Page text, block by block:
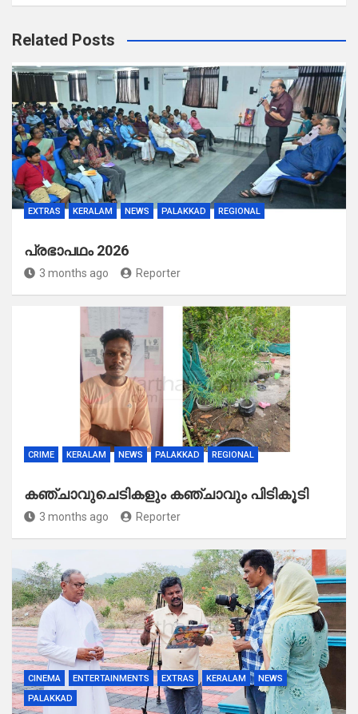
Related Posts
EXTRAS KERALAM NEWS PALAKKAD REGIONAL
പ്രഭാപഥം 2026
3 months ago Reporter
CRIME KERALAM NEWS PALAKKAD REGIONAL
കഞ്ചാവുചെടികളും കഞ്ചാവും പിടികൂടി
3 months ago Reporter
CINEMA ENTERTAINMENTS EXTRAS KERALAM
NEWS
PALAKKAD